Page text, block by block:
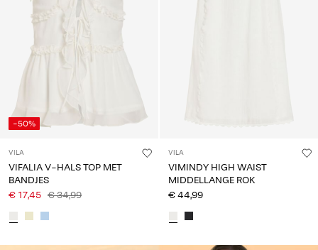
-50%
VILA
VIFALIA V-HALS TOP MET
BANDJES
€ 17,45 € 34,99
VILA
VIMINDY HIGH WAIST
MIDDELLANGE ROK
€ 44,99